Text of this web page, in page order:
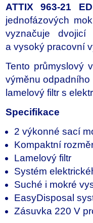
ATTIX 963-21
jednofázových
vyznačuje
a vysoký pracovní
Tento průmyslový
výměnu odpadního
lamelový filtr s
Specifikace
2 výkonné sací
Kompaktní
Lamelový filtr
Systém
Suché i mokré
EasyDisposal
Zásuvka 220 V